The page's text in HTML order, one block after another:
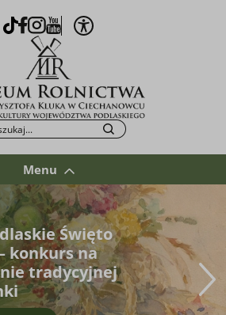
TikTok
Facebook
Instagram
YoutubeOtwórz opcje WCAG
przycisku fraza zostanie
Szukaj
Menu
Święto
konkurs na
tradycyjnej